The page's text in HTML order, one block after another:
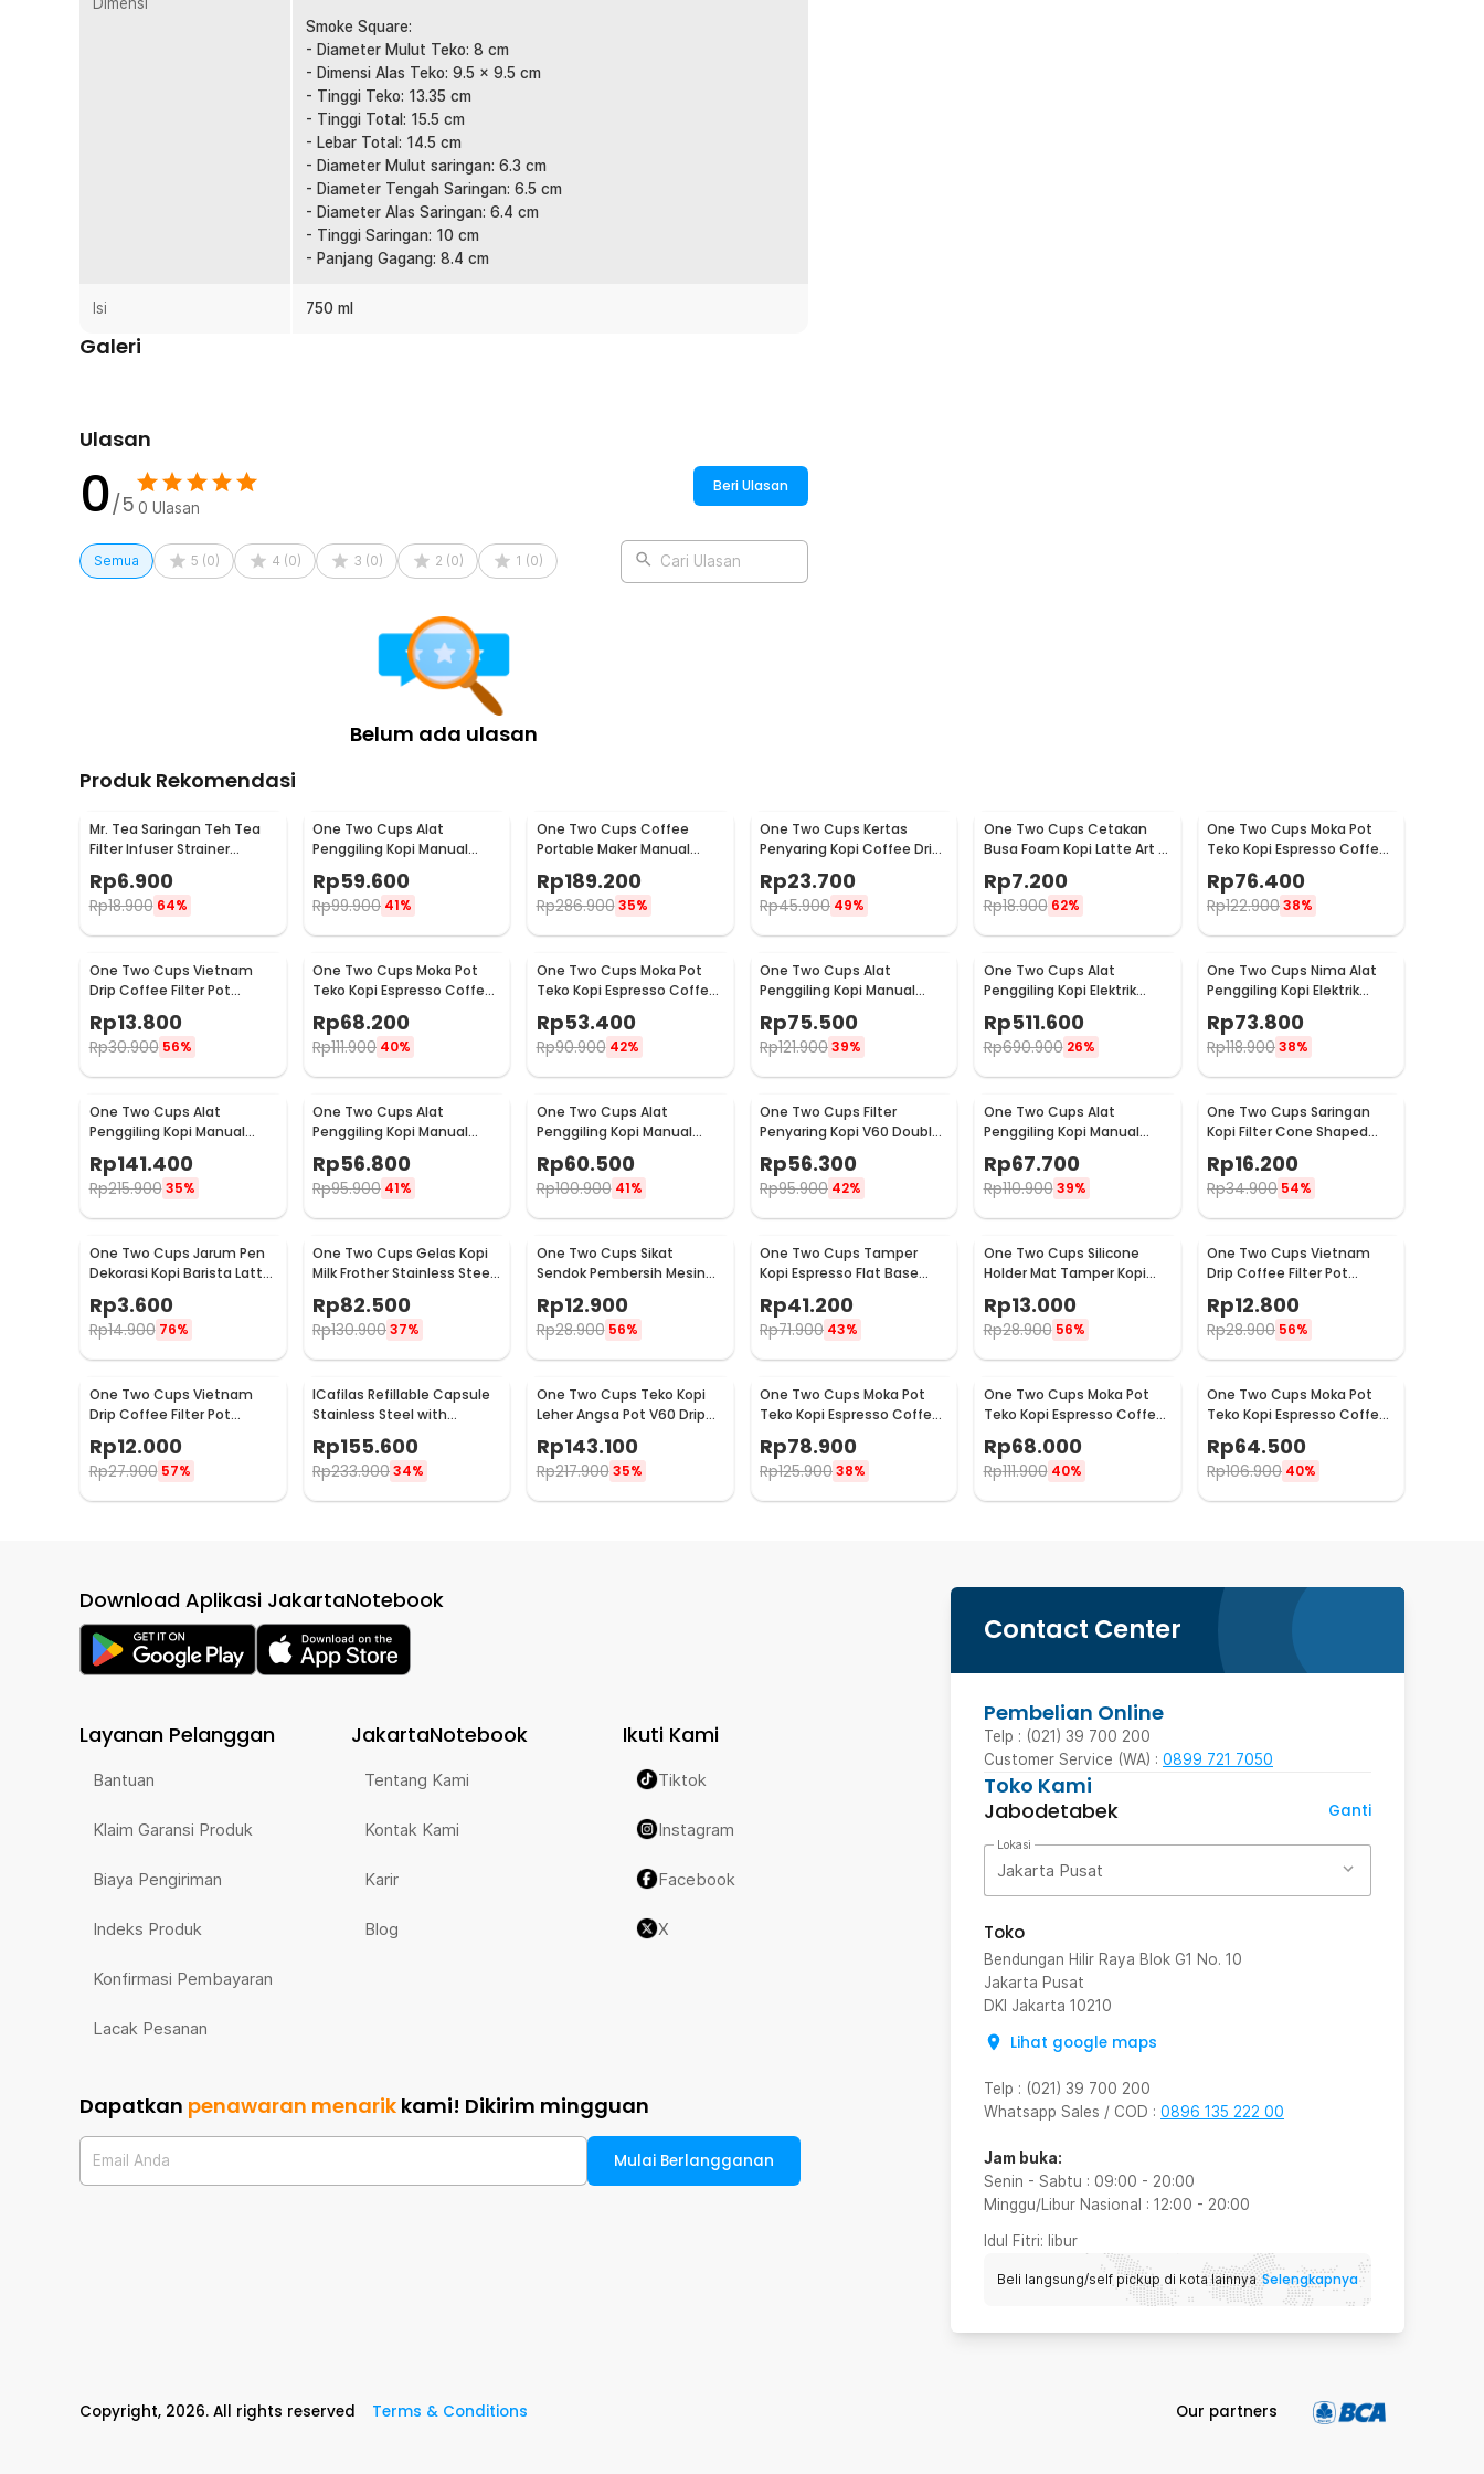
penggunaan jangka panjang.
Rincian yang Anda dapatkan untuk pembelian produk ini:
1 x TeaSeed Teko Teh Kaca Saringan Tahan Panas Teapot Borosilicate 750ml - TEA12
Smoke Square:
- Diameter Mulut Teko: 8 cm
- Dimensi Alas Teko: 9.5 x 9.5 cm
- Tinggi Teko: 13.35 cm
- Tinggi Total: 15.5 cm
- Lebar Total: 14.5 cm
- Diameter Mulut saringan: 6.3 cm
- Diameter Tengah Saringan: 6.5 cm
- Diameter Alas Saringan: 6.4 cm
- Tinggi Saringan: 10 cm
- Panjang Gagang: 8.4 cm
Isi 750 ml
Galeri
Ulasan
0/5 0 Ulasan
Beri Ulasan
Semua 5 (0) 4 (0) 3 (0) 2 (0) 1 (0) Cari Ulasan
Belum ada ulasan
Produk Rekomendasi
Mr. Tea Saringan Teh Tea
Filter Infuser Strainer
Chilling Man Silicon - MR03
Rp6.900
Rp18.900 64%
One Two Cups Alat
Penggiling Kopi Manual
Coffee Grinder Portable -
WFCG9800
Rp59.600
Rp99.900 41%
One Two Cups Coffee
Portable Maker Manual
Hand Press Espresso 300ml
- T35066
Rp189.200
Rp286.900 35%
One Two Cups Kertas
Penyaring Kopi Coffee Drip
Bag Paper Filter 50PCS -
T111
Rp23.700
Rp45.900 49%
One Two Cups Cetakan
Busa Foam Kopi Latte Art 16
Rp7.200
Rp18.900 62%
One Two Cups Moka Pot
Teko Kopi Espresso Coffee
Stovetop 6 Cup 300ml -
Z20
Rp76.400
Rp122.90038%
One Two Cups Vietnam
Drip Coffee Filter Pot
Saringan Kopi 180ml 8Q -
LC1
Rp13.800
Rp30.900 56%
One Two Cups Moka Pot
Teko Kopi Espresso Coffee
Stovetop 4 Cup 200ml -
Z20
Rp68.200
Rp111.900 40%
One Two Cups Moka Pot
Teko Kopi Espresso Coffee
Stovetop 2 Cup 100ml -
Z20
Rp53.400
Rp90.900 42%
One Two Cups Alat
Penggiling Kopi Manual
16290
Rp75.500
Rp121.90039%
One Two Cups Alat
Penggiling Kopi Elektrik
Coffee Grinder Adjustable
- 600N
Rp511.600
Rp690.900 26%
One Two Cups Nima Alat
Penggiling Kopi Elektrik
Bumbu Coffee Grinder -
NM-8300
Rp73.800
Rp118.90038%
One Two Cups Alat
Penggiling Kopi Manual
CW85532
Rp141.400
Rp215.900 35%
One Two Cups Alat
Penggiling Kopi Manual
Coffee Grinder 160ml -
CF012
Rp56.800
Rp95.900 41%
One Two Cups Alat
Penggiling Kopi Manual
Coffee Grinder Adjustable
- RHNHA0176
Rp60.500
Rp100.900 41%
One Two Cups Filter
Penyaring Kopi V60 Double
Layer Coffee Filter - FS-40S
Rp56.300
Rp95.900 42%
One Two Cups Alat
Penggiling Kopi Manual
Coffee Grinder Adjustable
- CF4146
Rp67.700
Rp110.900 39%
One Two Cups Saringan
Kopi Filter Cone Shaped
Coffee Dripper 1 PCS - K741
Rp16.200
Rp34.900 54%
One Two Cups Jarum Pen
Dekorasi Kopi Barista Latte
Art Needle 13cm - F3F27
Rp3.600
Rp14.900 76%
One Two Cups Gelas Kopi
Milk Frother Stainless Steel
400ml - WZ0011
Rp82.500
Rp130.90037%
One Two Cups Sikat
Sendok Pembersih Mesin
Rp12.900
Rp28.900 56%
One Two Cups Tamper
Kopi Espresso Flat Base
SS51
Rp41.200
Rp71.900 43%
One Two Cups Silicone
Holder Mat Tamper Kopi
Espresso Barista - 0310
Rp13.000
Rp28.900 56%
One Two Cups Vietnam
Drip Coffee Filter Pot
Saringan Kopi 124ml 7Q -
LC1
Rp12.800
Rp28.900 56%
One Two Cups Vietnam
Drip Coffee Filter Pot
LC1
Rp12.000
Rp27.900 57%
ICafilas Refillable Capsule
Stainless Steel with
Tamper for Nespresso -
F456
Rp155.600
Rp233.90034%
One Two Cups Teko Kopi
Leher Angsa Pot V60 Drip
Kettle 960ml - RF-15
Rp143.100
Rp217.900 35%
One Two Cups Moka Pot
Teko Kopi Espresso Coffee
Maker Stovetop 6 Cup
300ml - Z21
Rp78.900
Rp125.90038%
One Two Cups Moka Pot
Teko Kopi Espresso Coffee
Maker Stovetop 4 Cup
200ml - Z21
Rp68.000
Rp111.900 40%
One Two Cups Moka Pot
Teko Kopi Espresso Coffee
Maker Stovetop 2 Cup
100ml - Z21
Rp64.500
Rp106.900 40%
Contact Center
Pembelian Online
Telp : (021) 39 700 200
Customer Service (WA) : 0899 721 7050
Toko Kami
Jabodetabek
Ganti
Lokasi
Jakarta Pusat
Toko
Bendungan Hilir Raya Blok G1 No. 10
Jakarta Pusat
DKI Jakarta 10210
Lihat google maps
Telp : (021) 39 700 200
Whatsapp Sales / COD : 0896 135 222 00
Jam buka:
Senin - Sabtu : 09:00 - 20:00
Minggu/Libur Nasional : 12:00 - 20:00
Idul Fitri: libur
Beli langsung/self pickup di kota lainnya Selengkapnya
Download Aplikasi JakartaNotebook
Layanan Pelanggan
Bantuan
Klaim Garansi Produk
Biaya Pengiriman
Indeks Produk
Konfirmasi Pembayaran
Lacak Pesanan
JakartaNotebook
Tentang Kami
Kontak Kami
Karir
Blog
Ikuti Kami
Tiktok
Instagram
Facebook
X
Dapatkan penawaran menarik kami! Dikirim mingguan
Email Anda Mulai Berlangganan
Copyright, 2026. All rights reserved Terms & Conditions Our partners